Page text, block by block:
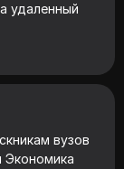
удаленный
вузов
Экономика